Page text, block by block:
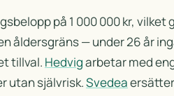
på 1 000 000 kr, vilket
åldersgräns — under 26 år
tillval. Hedvigarbetar med
utan självrisk.Svedea